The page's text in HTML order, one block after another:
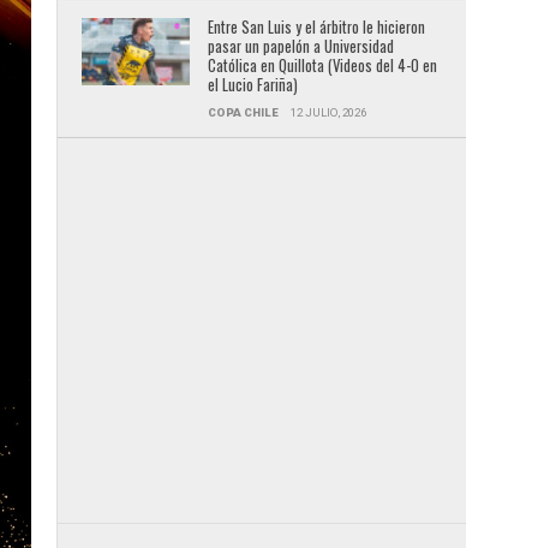
Entre San Luis y el árbitro le hicieron
pasar un papelón a Universidad
Católica en Quillota (Videos del 4-0 en
el Lucio Fariña)
COPA CHILE 12 JULIO, 2026